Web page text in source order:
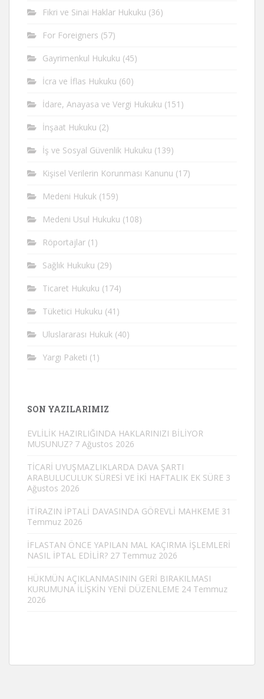
Fikri ve Sinai Haklar Hukuku (36)
For Foreigners (57)
Gayrimenkul Hukuku (45)
İcra ve İflas Hukuku (60)
İdare, Anayasa ve Vergi Hukuku (151)
İnşaat Hukuku (2)
İş ve Sosyal Güvenlik Hukuku (139)
Kişisel Verilerin Korunması Kanunu (17)
Medeni Hukuk (159)
Medeni Usul Hukuku (108)
Röportajlar (1)
Sağlık Hukuku (29)
Ticaret Hukuku (174)
Tüketici Hukuku (41)
Uluslararası Hukuk (40)
Yargı Paketi (1)
SON YAZILARIMIZ
EVLİLİK HAZIRLIĞINDA HAKLARINIZI BİLİYOR
MUSUNUZ? 7 Ağustos 2026
TİCARİ UYUŞMAZLIKLARDA DAVA ŞARTI
ARABULUCULUK SÜRESİ VE İKİ HAFTALIK EK SÜRE 3
Ağustos 2026
İTİRAZIN İPTALİ DAVASINDA GÖREVLİ MAHKEME 31
Temmuz 2026
İFLASTAN ÖNCE YAPILAN MAL KAÇIRMA İŞLEMLERİ
NASIL İPTAL EDİLİR? 27 Temmuz 2026
HÜKMÜN AÇIKLANMASININ GERİ BIRAKILMASI
KURUMUNA İLİŞKİN YENİ DÜZENLEME 24 Temmuz
2026